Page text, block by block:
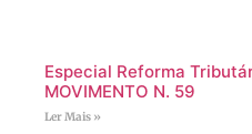
Especial Reforma
MOVIMENTO N. 59
Ler Mais »